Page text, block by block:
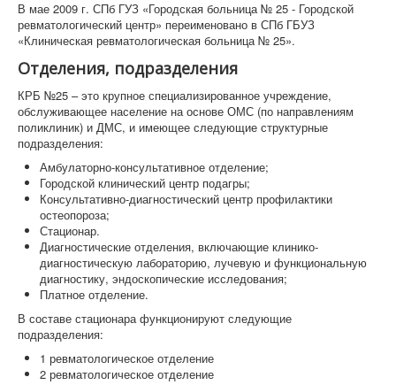
В мае 2009 г. СПб ГУЗ «Городская больница № 25 - Городской
ревматологический центр» переименовано в СПб ГБУЗ
«Клиническая ревматологическая больница № 25».
Отделения, подразделения
КРБ №25 – это крупное специализированное учреждение,
обслуживающее население на основе ОМС (по направлениям
поликлиник) и ДМС, и имеющее следующие структурные
подразделения:
Амбулаторно-консультативное отделение;
Городской клинический центр подагры;
Консультативно-диагностический центр профилактики
остеопороза;
Стационар.
Диагностические отделения, включающие клинико-
диагностическую лабораторию, лучевую и функциональную
диагностику, эндоскопические исследования;
Платное отделение.
В составе стационара функционируют следующие
подразделения:
1 ревматологическое отделение
2 ревматологическое отделение